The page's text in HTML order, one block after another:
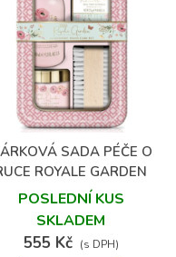
SADA PÉČE O
ROYALE GARDEN
POSLEDNÍ KUS
SKLADEM
555 Kč (s DPH)